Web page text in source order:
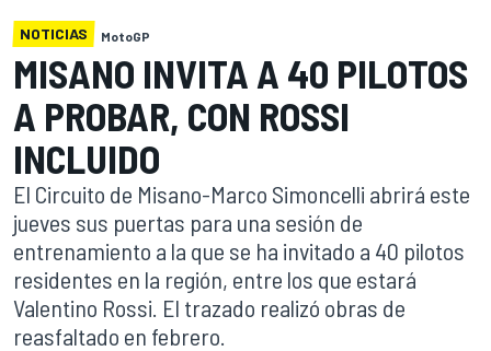
NOTICIAS MotoGP
MISANO INVITA A 40 PILOTOS
A PROBAR, CON ROSSI
INCLUIDO
El Circuito de Misano-Marco Simoncelli abrirá este
jueves sus puertas para una sesión de
entrenamiento a la que se ha invitado a 40 pilotos
residentes en la región, entre los que estará
Valentino Rossi. El trazado realizó obras de
reasfaltado en febrero.